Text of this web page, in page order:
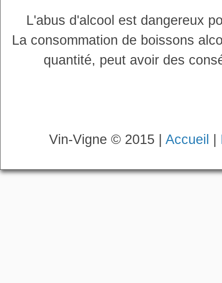
L'abus d'alcool est dangereux
La consommation de boissons
quantité, peut avoir des
Vin-Vigne © 2015 | Accueil